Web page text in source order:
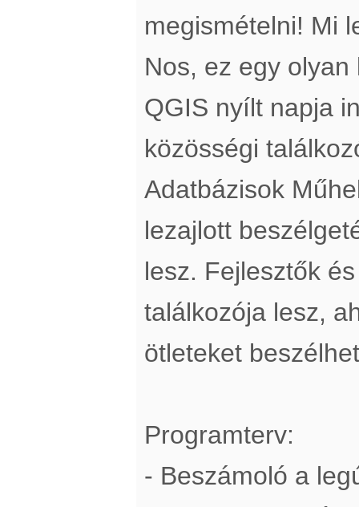
megismételni! Mi
Nos, ez egy
QGIS nyílt napja
közösségi
Adatbázisok
lezajlott
lesz. Fejlesztők
találkozója lesz,
ötleteket
Programterv:
- Beszámoló a